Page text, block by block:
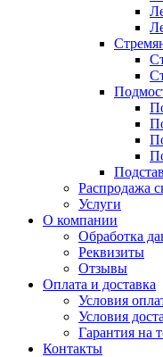
Распродажа
Услуги
О компании
Обработка
Реквизиты
Отзывы
Оплата и доставка
Условия
Условия
Гарантия на
Контакты